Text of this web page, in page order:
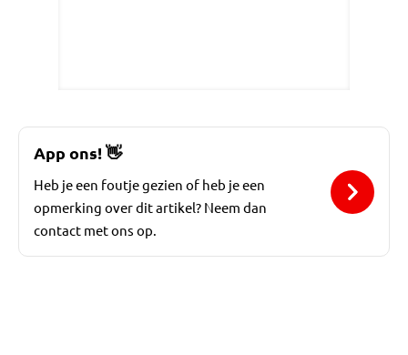
App ons!👋
Heb je een foutje gezien of heb je een
opmerking over dit artikel? Neem dan
contact met ons op.